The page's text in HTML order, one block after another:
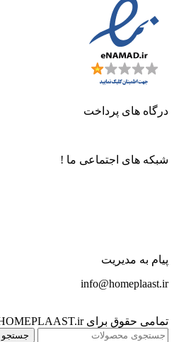
درگاه های پرداخت
شبکه های اجتماعی ما !
پیام به مدیریت
info@homeplaast.ir
تمامی حقوق برای HOMEPLAAST.ir محفوظ است.
جستجو